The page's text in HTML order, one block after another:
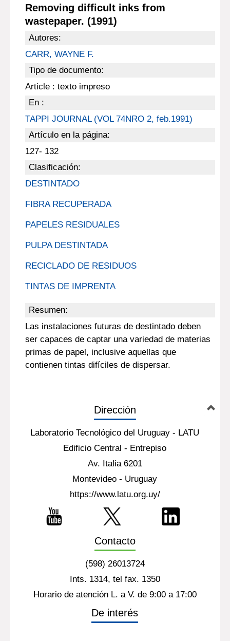
Removing difficult inks from
wastepaper. (1991)
Autores:
CARR, WAYNE F.
Tipo de documento:
Article : texto impreso
En :
TAPPI JOURNAL (VOL 74NRO 2, feb.1991)
Artículo en la página:
127- 132
Clasificación:
DESTINTADO
FIBRA RECUPERADA
PAPELES RESIDUALES
PULPA DESTINTADA
RECICLADO DE RESIDUOS
TINTAS DE IMPRENTA
Resumen:
Las instalaciones futuras de destintado deben
ser capaces de captar una variedad de materias
primas de papel, inclusive aquellas que
contienen tintas difíciles de dispersar.
Dirección
Laboratorio Tecnológico del Uruguay - LATU
Edificio Central - Entrepiso
Av. Italia 6201
Montevideo - Uruguay
https://www.latu.org.uy/
Contacto
(598) 26013724
Ints. 1314, tel fax. 1350
Horario de atención L. a V. de 9:00 a 17:00
De interés